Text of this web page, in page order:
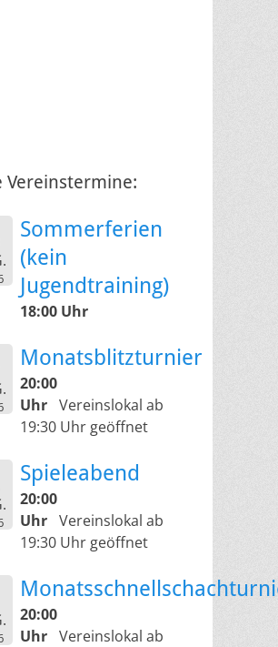
Vereinstermine:
Sommerferien
(kein
Jugendtraining)
18:00 Uhr
Monatsblitzturnier
20:00
Uhr Vereinslokal ab
19:30 Uhr geöffnet
Spieleabend
20:00
Uhr Vereinslokal ab
19:30 Uhr geöffnet
20:00
Uhr Vereinslokal ab